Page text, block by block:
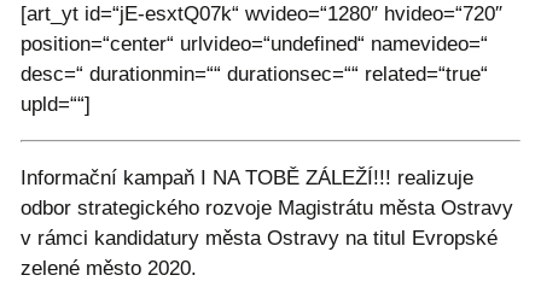
[art_yt id=“jE-esxtQ07k“ wvideo=“1280″ hvideo=“720″
position=“center“ urlvideo=“undefined“ namevideo=“
desc=“ durationmin=““ durationsec=““ related=“true“
upld=““]
Informační kampaň I NA TOBĚ ZÁLEŽÍ!!! realizuje
odbor strategického rozvoje Magistrátu města Ostravy
v rámci kandidatury města Ostravy na titul Evropské
zelené město 2020.